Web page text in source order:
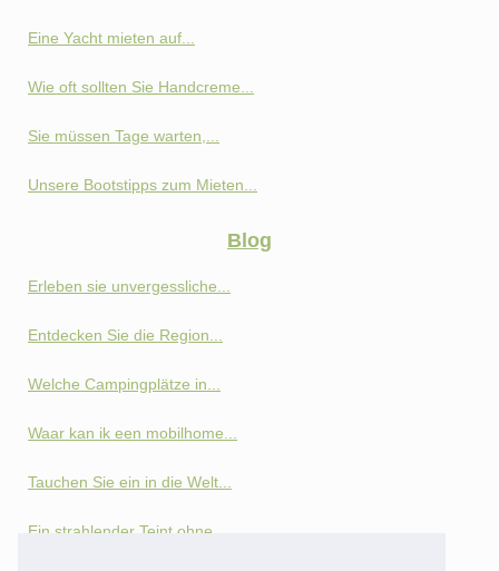
Eine Yacht mieten auf...
Wie oft sollten Sie Handcreme...
Sie müssen Tage warten,...
Unsere Bootstipps zum Mieten...
Blog
Erleben sie unvergessliche...
Entdecken Sie die Region...
Welche Campingplätze in...
Waar kan ik een mobilhome...
Tauchen Sie ein in die Welt...
Ein strahlender Teint ohne...